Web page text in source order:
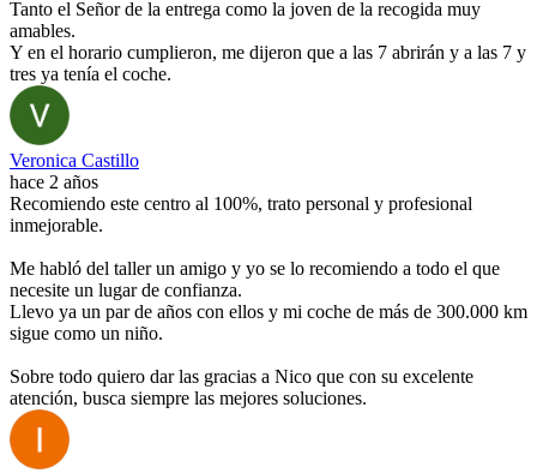
Tanto el Señor de la entrega como la joven de la recogida muy
amables.
Y en el horario cumplieron, me dijeron que a las 7 abrirán y a las 7 y
tres ya tenía el coche.
Veronica Castillo
hace 2 años
Recomiendo este centro al 100%, trato personal y profesional
inmejorable.
Me habló del taller un amigo y yo se lo recomiendo a todo el que
necesite un lugar de confianza.
Llevo ya un par de años con ellos y mi coche de más de 300.000 km
sigue como un niño.
Sobre todo quiero dar las gracias a Nico que con su excelente
atención, busca siempre las mejores soluciones.